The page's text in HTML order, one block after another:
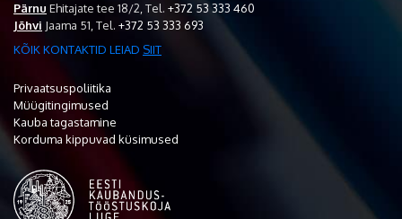
Pärnu Ehitajate tee 18/2, Tel. +372 53 333 460
Jõhvi Jaama 51, Tel. +372 53 333 693
KÕIK KONTAKTID LEIAD SIIT
Privaatsuspoliitika
Müügitingimused
Kauba tagastamine
Korduma kippuvad küsimused